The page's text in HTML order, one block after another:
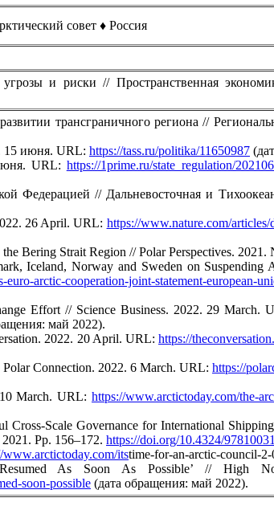
совет ♦ Россия
и риски // Пространственная
трансграничного региона //
15 июня. URL: https://tass.ru/politika/11650987
URL: https://1prime.ru/state_regulation/
// Дальневосточная и
26 April. URL: https://www.nature.com/
Bering Strait Region // Polar Perspectives. 2021.
Iceland, Norway and Sweden on
euro-arctic-cooperation-joint-statement-european-
Effort // Science Business. 2022. 29 March.
май 2022).
2022. 20 April. URL: https://
Connection. 2022. 6 March. URL: https://
March. URL: https://www.arctictoday.com/the-
Scale Governance for International
Pp. 156–172. https://doi.org/10.4324/
www.arctictoday.com/itstime-for-an-arctic-council-
As Soon As Possible’ // High
soon-possible (дата обращения: май 2022).